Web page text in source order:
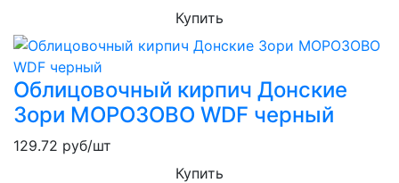
Купить
Облицовочный кирпич Донские
Зори МОРОЗОВО WDF черный
129.72 руб/шт
Купить